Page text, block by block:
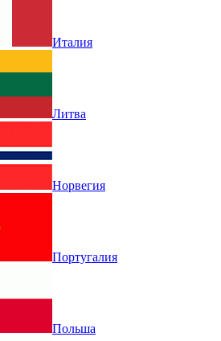
Италия
Литва
Норвегия
Португалия
Польша